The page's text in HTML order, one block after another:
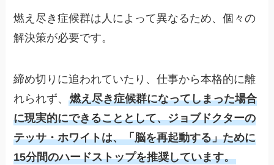
燃え尽き症候群は人によって異なるため、個々の
解決策が必要です。
締め切りに追われていたり、仕事から本格的に離
れられず、燃え尽き症候群になってしまった場合
に現実的にできることとして、ジョブドクターの
テッサ・ホワイトは、「脳を再起動する」ために
15分間のハードストップを推奨しています。